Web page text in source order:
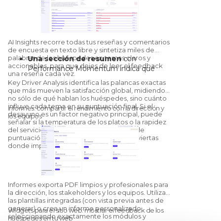
multiestablecimiento por canal.
Sentiment:recuento de reseñas
positivas, neutras y negativas, además de
un mapeo del sentimiento
establecimiento por establecimiento.
Panorámica de la competencia:un
chequeo resumido frente a los
competidores configurados, con un
módulo Competitors específico para un
benchmarking más a fondo.
AI Insights recorre todas tus reseñas y comentarios
de encuesta en texto libre y sintetiza miles de
palabras de los huéspedes en temas claros y
accionables, para que dejes de leer el feedback
una reseña cada vez.
Una sección de resumencon
Performance Momentum indica qué
áreas operativas están mejorando y
cuáles retrocediendo frente al periodo
anterior.
«Qué va bien» y «Qué hay que mejorar»
agrupan el sentimiento por categoría; haz
clic en una categoría para ver las citas
exactas y los subtemas que la impulsan.
La AI genera recomendaciones a medida
para tu establecimiento, con un sistema
de pulgar arriba y pulgar abajo que
entrena el modelo para tu propiedad
concreta.
Key Driver Analysis identifica las palancas exactas
que más mueven la satisfacción global, midiendo
no sólo de qué hablan los huéspedes, sino cuánto
influye cada tema en su puntuación final. Si el
desayuno es un factor negativo principal, puede
señalar si la temperatura de los platos o la rapidez
del servicio aportará el mayor aumento de
puntuación una vez resuelto, para que inviertas
donde importa.
Informes: compartir el rendimiento con la dirección y
los equipos
Informes exporta PDF limpios y profesionales para
la dirección, los stakeholders y los equipos. Utiliza
las plantillas integradas (con vista previa antes de
generar) o crea un informe personalizado
seleccionando exactamente los módulos y
Widgets para el sitio web: mostrar el feedback de los
huéspedes en tu web